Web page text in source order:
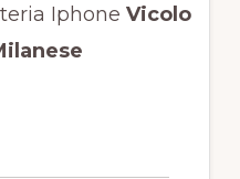
Iphone Vicolo